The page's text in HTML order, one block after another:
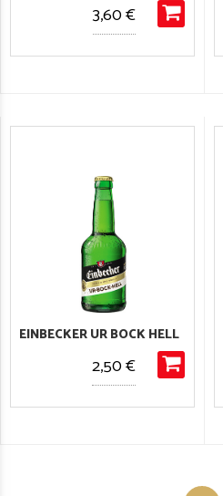
3,60 €
EINBECKER UR BOCK HELL
2,50 €